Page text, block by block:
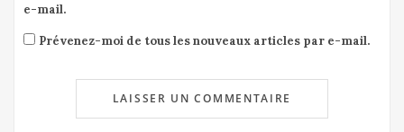
e-mail.
Prévenez-moi de tous les nouveaux articles par e-mail.